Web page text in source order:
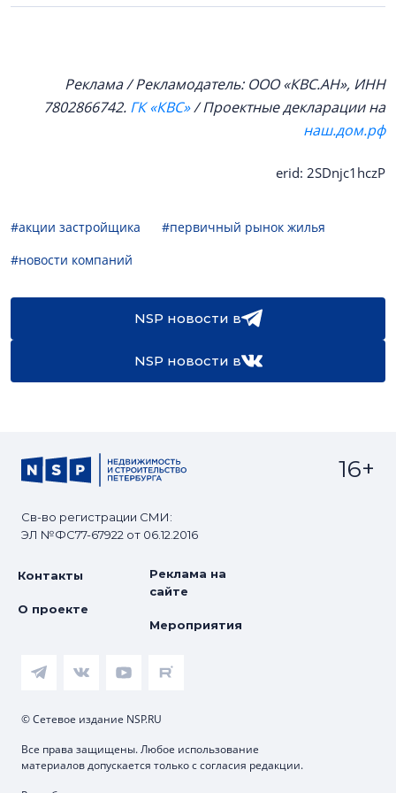
Реклама / Рекламодатель: ООО «КВС.АН», ИНН
7802866742. ГК «КВС»/ Проектные декларации на
наш.дом.рф
erid: 2SDnjc1hczP
#акции застройщика
#первичный рынок жилья
#новости компаний
NSP новости в
NSP новости в
Св-во регистрации СМИ:
ЭЛ №ФС77-67922 от 06.12.2016
16+
Контакты
О проекте
Реклама на
сайте
Мероприятия
© Сетевое издание NSP.RU
Все права защищены. Любое использование
материалов допускается только с согласия редакции.